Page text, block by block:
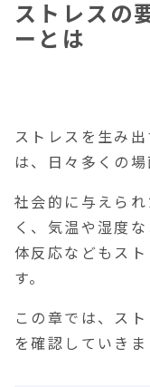
ストレスの
ーとは
ストレスを生み
は、日々多くの場
社会的に与えら
く、気温や湿度
体反応などもス
す。
この章では、ス
を確認していきま